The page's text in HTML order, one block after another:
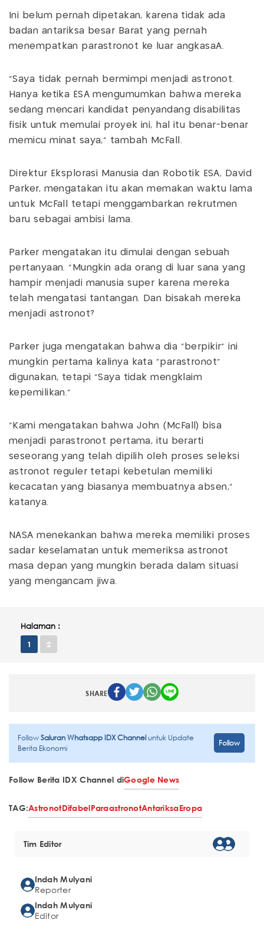
Ini belum pernah dipetakan, karena tidak ada
badan antariksa besar Barat yang pernah
menempatkan parastronot ke luar angkasaA.
"Saya tidak pernah bermimpi menjadi astronot.
Hanya ketika ESA mengumumkan bahwa mereka
sedang mencari kandidat penyandang disabilitas
fisik untuk memulai proyek ini, hal itu benar-benar
memicu minat saya," tambah McFall.
Direktur Eksplorasi Manusia dan Robotik ESA, David
Parker, mengatakan itu akan memakan waktu lama
untuk McFall tetapi menggambarkan rekrutmen
baru sebagai ambisi lama.
Parker mengatakan itu dimulai dengan sebuah
pertanyaan. "Mungkin ada orang di luar sana yang
hampir menjadi manusia super karena mereka
telah mengatasi tantangan. Dan bisakah mereka
menjadi astronot?
Parker juga mengatakan bahwa dia "berpikir" ini
mungkin pertama kalinya kata "parastronot"
digunakan, tetapi "Saya tidak mengklaim
kepemilikan."
"Kami mengatakan bahwa John (McFall) bisa
menjadi parastronot pertama, itu berarti
seseorang yang telah dipilih oleh proses seleksi
astronot reguler tetapi kebetulan memiliki
kecacatan yang biasanya membuatnya absen,"
katanya.
NASA menekankan bahwa mereka memiliki proses
sadar keselamatan untuk memeriksa astronot
masa depan yang mungkin berada dalam situasi
yang mengancam jiwa.
Halaman :
1 2
SHARE
FollowSaluran Whatsapp IDX Channeluntuk Update
Berita Ekonomi
Follow
Follow Berita IDX Channel diGoogle News
TAG:AstronotDifabelParaastronotAntariksaEropa
Tim Editor
Indah Mulyani
Reporter
Indah Mulyani
Editor